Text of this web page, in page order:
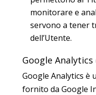
monitorare e
servono a tener
dell’Utente.
Google Analytics
Google Analytics è
fornito da Google